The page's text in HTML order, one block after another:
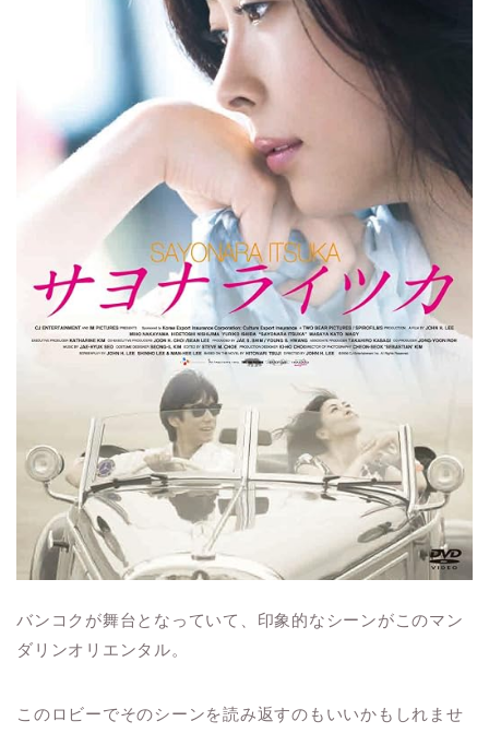
バンコクが舞台となっていて、印象的なシーンがこのマン
ダリンオリエンタル。
このロビーでそのシーンを読み返すのもいいかもしれませ